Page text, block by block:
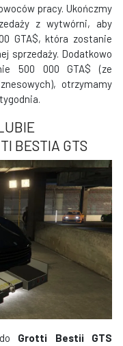
pracy. Ukończmy
z wytwórni, aby
GTA$, która zostanie
sprzedaży. Dodatkowo
500 000 GTA$ (ze
otrzymamy
BESTIA GTS
Grotti Bestii GTS